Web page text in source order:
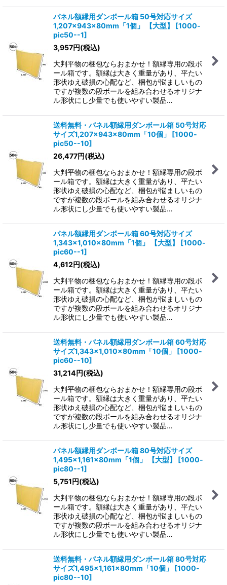
パネル額縁用ダンボール箱 50号対応サイズ
1,207×943×80mm「1個」
【大型】 [1000-
pic50--1]
3,957円(税込)
大判平物の梱包ならおまかせ！額縁専用の段ボ
ール箱です。額縁は大きく重量があり、平たい
形状ゆえ破損の心配など、梱包が悩ましいもの
ですが複数の段ボールを組み合わせるオリジナ
ル形状にし少量でも使いやすい製品…
送料無料・パネル額縁用ダンボール箱 50号対応
サイズ1,207×943×80mm「10個」
[1000-
pic50--10]
26,477円(税込)
大判平物の梱包ならおまかせ！額縁専用の段ボ
ール箱です。額縁は大きく重量があり、平たい
形状ゆえ破損の心配など、梱包が悩ましいもの
ですが複数の段ボールを組み合わせるオリジナ
ル形状にし少量でも使いやすい製品…
パネル額縁用ダンボール箱 60号対応サイズ
1,343×1,010×80mm「1個」
【大型】 [1000-
pic60--1]
4,612円(税込)
大判平物の梱包ならおまかせ！額縁専用の段ボ
ール箱です。額縁は大きく重量があり、平たい
形状ゆえ破損の心配など、梱包が悩ましいもの
ですが複数の段ボールを組み合わせるオリジナ
ル形状にし少量でも使いやすい製品…
送料無料・パネル額縁用ダンボール箱 60号対応
サイズ1,343×1,010×80mm「10個」
[1000-
pic60--10]
31,214円(税込)
大判平物の梱包ならおまかせ！額縁専用の段ボ
ール箱です。額縁は大きく重量があり、平たい
形状ゆえ破損の心配など、梱包が悩ましいもの
ですが複数の段ボールを組み合わせるオリジナ
ル形状にし少量でも使いやすい製品…
パネル額縁用ダンボール箱 80号対応サイズ
1,495×1,161×80mm「1個」
【大型】 [1000-
pic80--1]
5,751円(税込)
大判平物の梱包ならおまかせ！額縁専用の段ボ
ール箱です。額縁は大きく重量があり、平たい
形状ゆえ破損の心配など、梱包が悩ましいもの
ですが複数の段ボールを組み合わせるオリジナ
ル形状にし少量でも使いやすい製品…
送料無料・パネル額縁用ダンボール箱 80号対応
サイズ1,495×1,161×80mm「10個」
[1000-
pic80--10]